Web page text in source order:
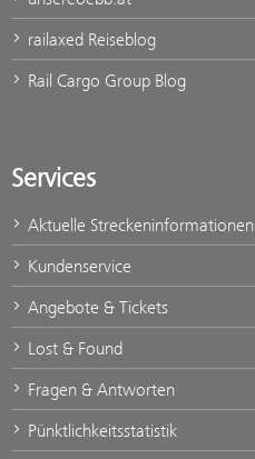
railaxed Reiseblog
Rail Cargo Group Blog
Services
Aktuelle Streckeninformationen
Kundenservice
Angebote & Tickets
Lost & Found
Fragen & Antworten
Pünktlichkeitsstatistik